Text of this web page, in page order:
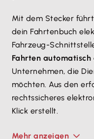
Mit dem Stecker
dein Fahrtenbuch
Fahrzeug-
Fahrten
Unternehmen, die
möchten. Aus den
rechtssicheres
Klick erstellt.
Mehr anzeigen